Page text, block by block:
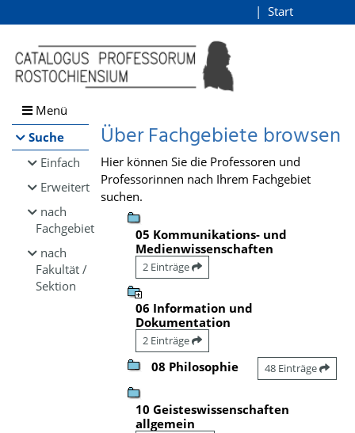
Browsen
direkt zum Inhalt
Start
Menü
Suche
Einfach
Erweitert
nach
Fachgebiet
nach
Fakultät /
Sektion
Über Fachgebiete browsen
Hier können Sie die Professoren und
Professorinnen nach Ihrem Fachgebiet
suchen.
05 Kommunikations- und
Medienwissenschaften
2 Einträge
06 Information und
Dokumentation
2 Einträge
08 Philosophie 48 Einträge
10 Geisteswissenschaften
allgemein